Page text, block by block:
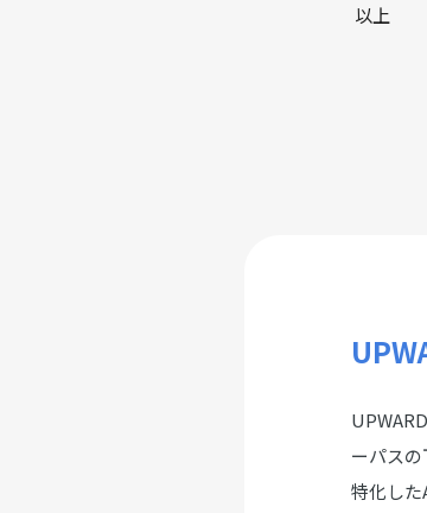
以上
ーパス
特化し